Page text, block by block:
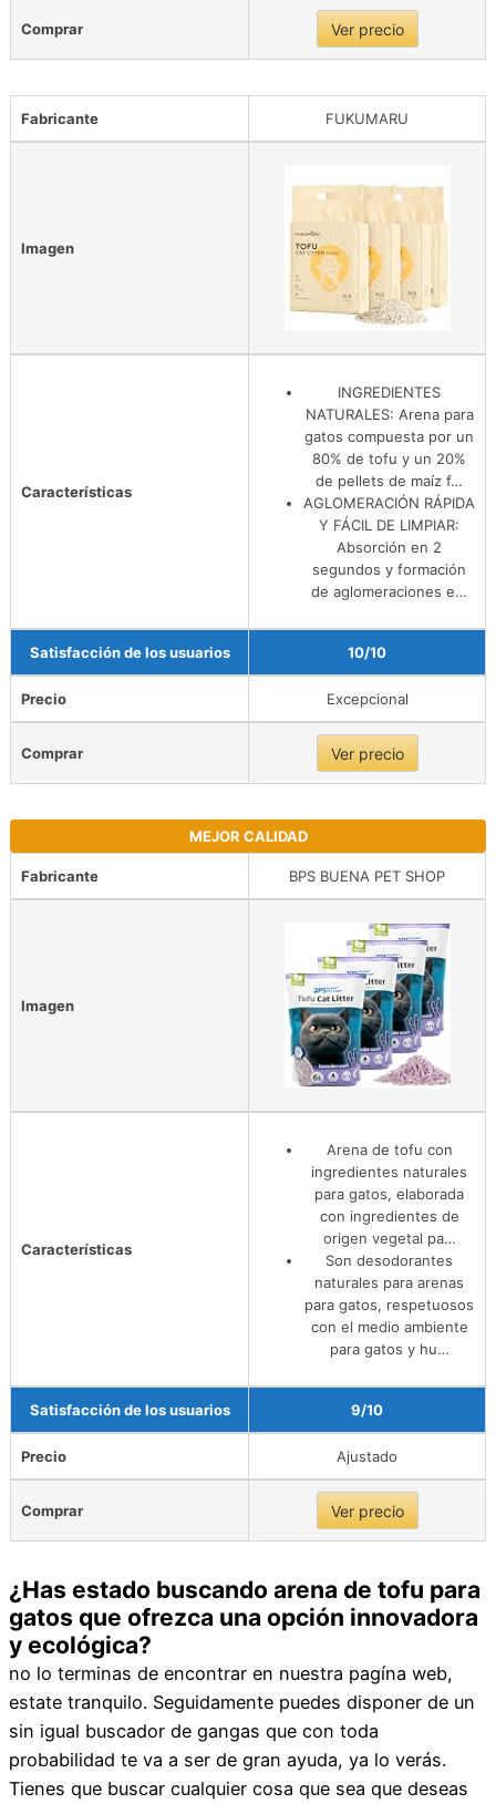
Comprar Ver precio
Fabricante FUKUMARU
Imagen
Características
INGREDIENTES
NATURALES: Arena para
gatos compuesta por un
80% de tofu y un 20%
de pellets de maíz f…
AGLOMERACIÓN RÁPIDA
Y FÁCIL DE LIMPIAR:
Absorción en 2
segundos y formación
de aglomeraciones e…
Satisfacción de los usuarios 10/10
Precio Excepcional
Comprar Ver precio
MEJOR CALIDAD
Fabricante BPS BUENA PET SHOP
Imagen
Características
Arena de tofu con
ingredientes naturales
para gatos, elaborada
con ingredientes de
origen vegetal pa…
Son desodorantes
naturales para arenas
para gatos, respetuosos
con el medio ambiente
para gatos y hu…
Satisfacción de los usuarios 9/10
Precio Ajustado
Comprar Ver precio
¿Has estado buscando arena de tofu para
gatos que ofrezca una opción innovadora
y ecológica?
no lo terminas de encontrar en nuestra pagína web,
estate tranquilo. Seguidamente puedes disponer de un
sin igual buscador de gangas que con toda
probabilidad te va a ser de gran ayuda, ya lo verás.
Tienes que buscar cualquier cosa que sea que deseas